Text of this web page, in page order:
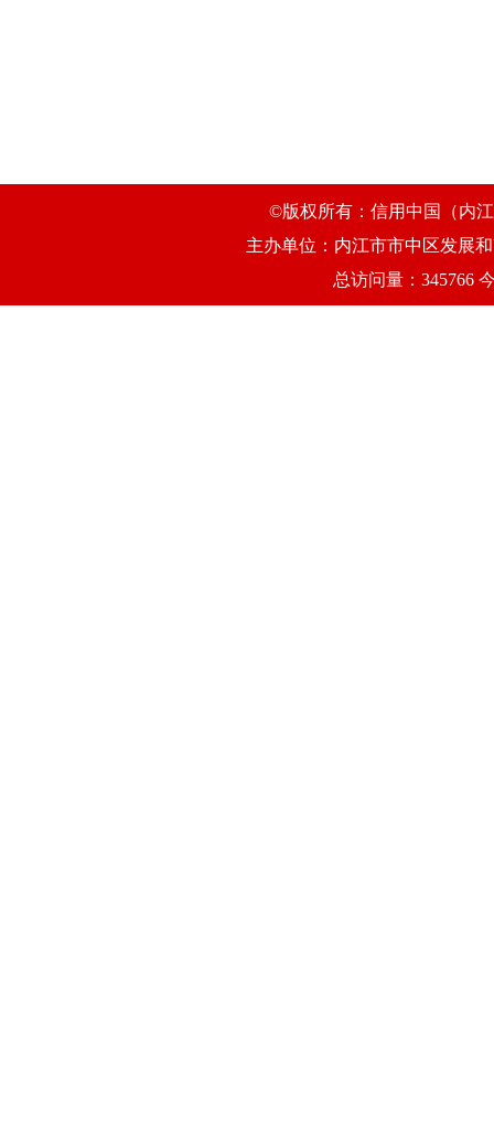
©版权所有：信用中国（内
主办单位：内江市市中区发展
总访问量：345766